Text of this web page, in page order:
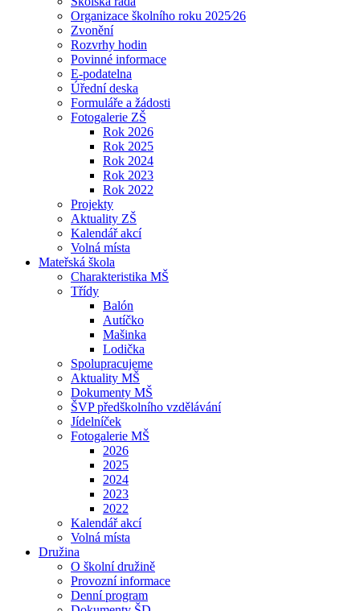
Organizace školního roku 2025⁄26
Zvonění
Rozvrhy hodin
Povinné informace
E-podatelna
Úřední deska
Formuláře a žádosti
Fotogalerie ZŠ
Rok 2026
Rok 2025
Rok 2024
Rok 2023
Rok 2022
Projekty
Aktuality ZŠ
Kalendář akcí
Volná místa
Mateřská škola
Charakteristika MŠ
Třídy
Balón
Autíčko
Mašinka
Lodička
Spolupracujeme
Aktuality MŠ
Dokumenty MŠ
ŠVP předškolního vzdělávání
Jídelníček
Fotogalerie MŠ
2026
2025
2024
2023
2022
Kalendář akcí
Volná místa
Družina
O školní družině
Provozní informace
Denní program